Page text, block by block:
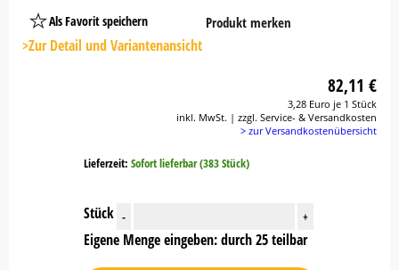
Als Favorit speichern
Platzhalter
Button
Produkt merken
>Zur Detail und Variantenansicht
82,11 €
3,28 Euro je 1 Stück
inkl. MwSt. | zzgl. Service- & Versandkosten
> zur Versandkostenübersicht
Lieferzeit: Sofort lieferbar (383 Stück)
Stück - +
Eigene Menge eingeben: durch 25 teilbar